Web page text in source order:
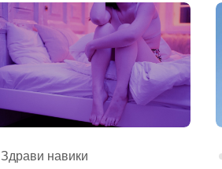
КАтегорија
Здрави навики